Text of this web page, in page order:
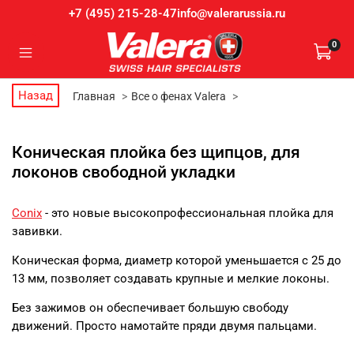
+7 (495) 215-28-47info@valerarussia.ru
0
Назад Главная Все о фенах Valera
Коническая плойка без щипцов, для
локонов свободной укладки
Conix - это новые высокопрофессиональная плойка для
завивки.
Коническая форма, диаметр которой уменьшается с 25 до
13 мм, позволяет создавать крупные и мелкие локоны.
Без зажимов он обеспечивает большую свободу
движений. Просто намотайте пряди двумя пальцами.